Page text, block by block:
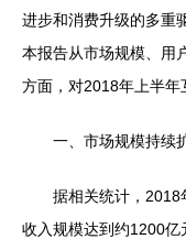
进步和消费升级的多重
本报告从市场规模、用
方面，对2018年上半年
一、市场规模持续
据相关统计，2018
收入规模达到约1200亿